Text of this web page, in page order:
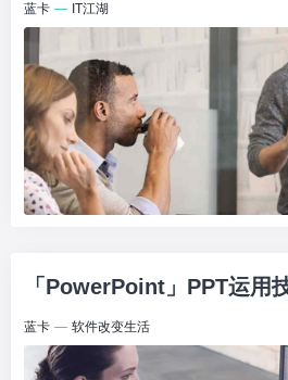
蓝卡 — IT江湖
「PowerPoint」PPT运用
蓝卡 — 软件改变生活